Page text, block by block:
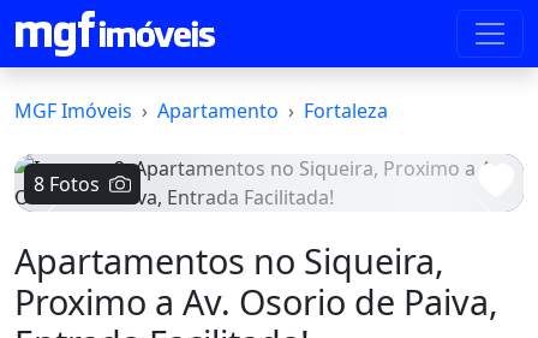
MGF Imóveis Apartamento Fortaleza
8 Fotos
Apartamentos no Siqueira,
Proximo a Av. Osorio de Paiva,